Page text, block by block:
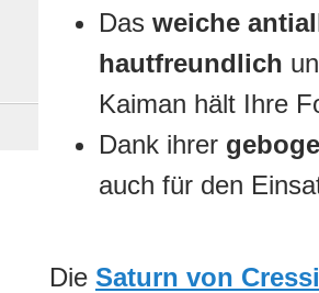
Das weiche
hautfreundlich
Kaiman hält Ihre
Dank ihrer
auch für den
Die Saturn von Cressi